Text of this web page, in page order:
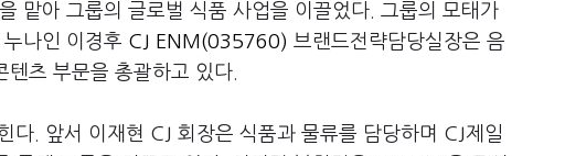
맡아 그룹의 글로벌 식품 사업을 이끌었다. 그룹의 모태가
나인 이경후 CJ ENM(035760) 브랜드전략담당실장은 음
츠 부문을 총괄하고 있다.
다. 앞서 이재현 CJ 회장은 식품과 물류를 담당하며 CJ제일